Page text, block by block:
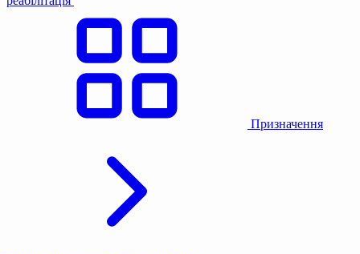
Призначення